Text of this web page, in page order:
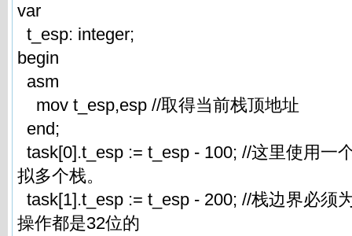
var
t_esp: integer;
begin
asm
mov t_esp,esp //取得当前栈顶地址
end;
task[0].t_esp := t_esp - 100; //这里使用一
拟多个栈。
task[1].t_esp := t_esp - 200; //栈边界必须
操作都是32位的